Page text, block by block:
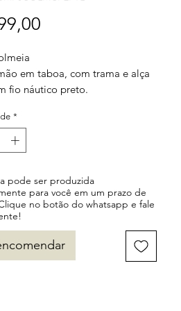
em taboa, com trama e alça
fio náutico preto.
*
pode ser produzida
para você em um prazo de
no botão do whatsapp e fale